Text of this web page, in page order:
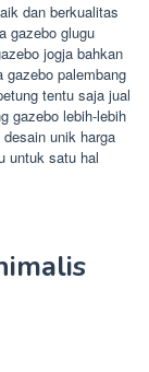
dan berkualitas
gazebo glugu
jogja bahkan
gazebo palembang
tentu saja jual
gazebo lebih-lebih
unik harga
untuk satu hal